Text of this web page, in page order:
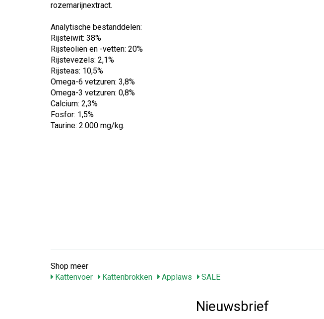
rozemarijnextract.
Analytische bestanddelen:
Rijsteiwit: 38%
Rijsteoliën en -vetten: 20%
Rijstevezels: 2,1%
Rijsteas: 10,5%
Omega-6 vetzuren: 3,8%
Omega-3 vetzuren: 0,8%
Calcium: 2,3%
Fosfor: 1,5%
Taurine: 2.000 mg/kg.
Shop meer
Kattenvoer
Kattenbrokken Applaws SALE
Nieuwsbrief